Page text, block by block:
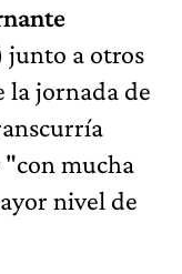
junto a otros
la jornada de
mucha
nivel de